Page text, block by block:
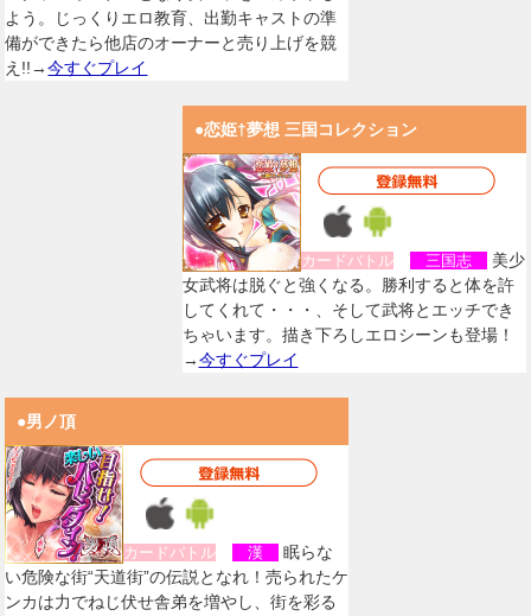
よう。じっくりエロ教育、出勤キャストの準
備ができたら他店のオーナーと売り上げを競
え!!→今すぐプレイ
●恋姫†夢想 三国コレクション
カードバトル 三国志
美少
女武将は脱ぐと強くなる。勝利すると体を許
してくれて・・・、そして武将とエッチでき
ちゃいます。描き下ろしエロシーンも登場！
→今すぐプレイ
●男ノ頂
カードバトル 漢
眠らな
い危険な街“天道街”の伝説となれ！売られたケ
ンカは力でねじ伏せ舎弟を増やし、街を彩る